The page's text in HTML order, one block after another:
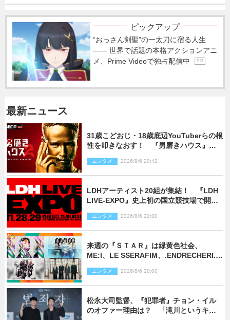
ピックアップ
“おっさん剣聖”の一太刀に宿る人生
―― 世界で話題の本格アクションアニ
メ、Prime Videoで独占配信中
P R
最新ニュース
31歳こどおじ・18歳底辺YouTuberらの根
性を叩きなおす！ 『男磨きハウス』第2
エンタメ 2026/8/6 20:42
LDHアーティスト20組が集結！ 『LDH
LIVE‐EXPO』史上初の国立競技場で開催
エンタメ 2026/8/6 20:00
来週の『ＳＴＡＲ』は緑黄色社会、
ME:I、LE SSERAFIM、.ENDRECHERI.が
エンタメ 2026/8/6 20:00
松永大司監督、『犯罪者』チョン・イル
のオファー理由は？ 「滝川というキャ